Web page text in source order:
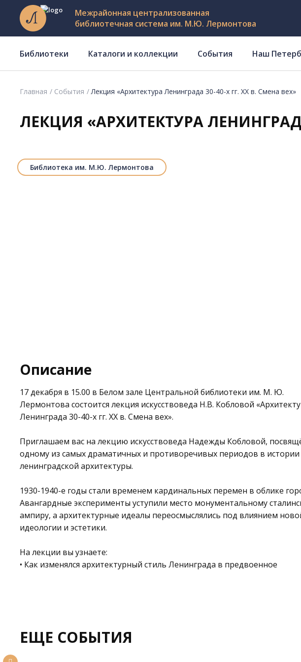
Межрайонная централизованная
библиотечная система им. М.Ю. Лермонтова
Библиотеки Каталоги и коллекции События Наш
Главная События Лекция «Архитектура Ленинграда 30-40-х гг. XX в. Смена вех»
ЛЕКЦИЯ «АРХИТЕКТУРА
Библиотека им. М.Ю. Лермонтова
Описание
17 декабря в 15.00 в Белом зале Центральной библиотеки им. М. Ю.
Лермонтова состоится лекция искусствоведа Н.В. Кобловой
Ленинграда 30-40-х гг. XX в. Смена вех».
Приглашаем вас на лекцию искусствоведа Надежды Кобловой,
одному из самых драматичных и противоречивых периодов в истории
ленинградской архитектуры.
1930-1940-е годы стали временем кардинальных перемен в облике
Авангардные эксперименты уступили место монументальному
ампиру, а архитектурные идеалы переосмыслялись под влиянием
идеологии и эстетики.
На лекции вы узнаете:
• Как изменялся архитектурный стиль Ленинграда в предвоенное
ЕЩЕ СОБЫТИЯ